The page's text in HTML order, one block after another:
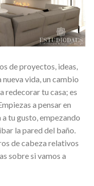
de proyectos, ideas,
nueva vida, un cambio
redecorar tu casa; es
a pensar en
tu gusto, empezando
la pared del baño.
de cabeza relativos
sobre si vamos a